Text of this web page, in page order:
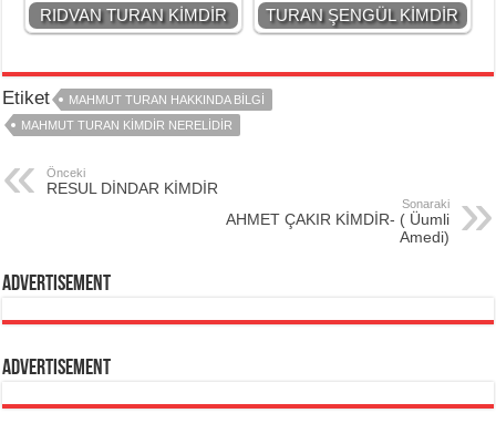
RIDVAN TURAN KİMDİR TURAN ŞENGÜL KİMDİR
Etiket
MAHMUT TURAN HAKKINDA BİLGİ
MAHMUT TURAN KİMDİR NERELİDİR
Önceki
RESUL DİNDAR KİMDİR
Sonaraki
AHMET ÇAKIR KİMDİR- ( Üumli
Amedi)
Advertisement
Advertisement